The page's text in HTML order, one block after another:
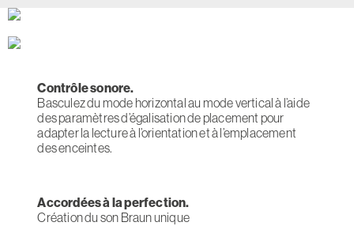
Contrôle sonore.
Basculez du mode horizontal au mode vertical à l’aide
des paramètres d’égalisation de placement pour
adapter la lecture à l’orientation et à l’emplacement
des enceintes.
Accordées à la perfection.
Création du son Braun unique